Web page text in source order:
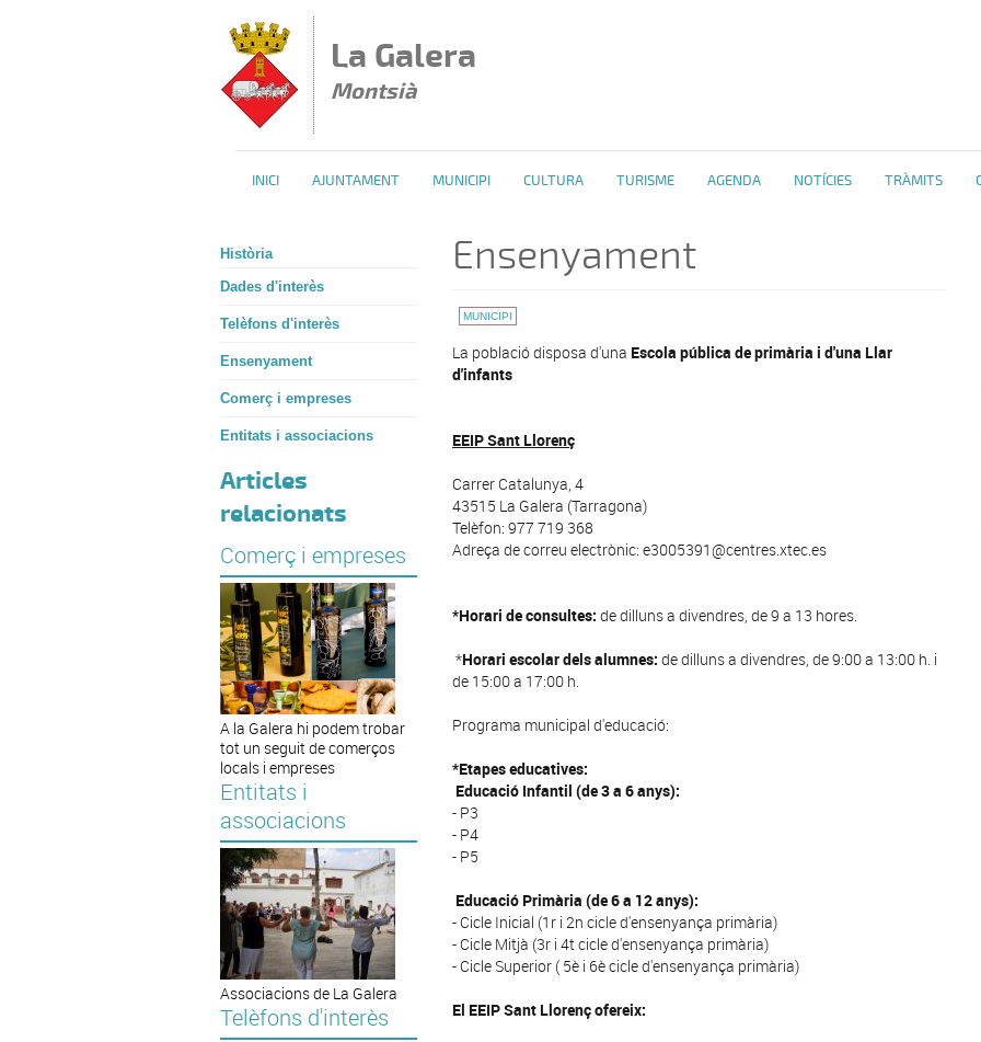
La Galera
Montsià
INICI AJUNTAMENT MUNICIPI CULTURA TURISME AGENDA NOTÍCIES TRÀMITS
Història
Dades d'interès
Telèfons d'interès
Ensenyament
Comerç i empreses
Entitats i associacions
Articles
relacionats
Comerç i empreses
A la Galera hi podem trobar
tot un seguit de comerços
locals i empreses
Entitats i
associacions
Associacions de La Galera
Telèfons d'interès
Ensenyament
MUNICIPI
La població disposa d'una Escola pública de primària i d'una Llar
d'infants
EEIP Sant Llorenç
Carrer Catalunya, 4
43515 La Galera (Tarragona)
Telèfon: 977 719 368
Adreça de correu electrònic: e3005391@centres.xtec.es
*Horari de consultes: de dilluns a divendres, de 9 a 13 hores.
*Horari escolar dels alumnes: de dilluns a divendres, de 9:00 a 13:00 h. i
de 15:00 a 17:00 h.
Programa municipal d'educació:
*Etapes educatives:
Educació Infantil (de 3 a 6 anys):
- P3
- P4
- P5
Educació Primària (de 6 a 12 anys):
- Cicle Inicial (1r i 2n cicle d'ensenyança primària)
- Cicle Mitjà (3r i 4t cicle d'ensenyança primària)
- Cicle Superior ( 5è i 6è cicle d'ensenyança primària)
El EEIP Sant Llorenç ofereix: